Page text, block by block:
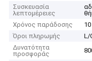
Συσκευασία
λεπτομέρειες
Χρόνος παράδοσης
Όροι πληρωμής
L/
Δυνατότητα
προσφοράς